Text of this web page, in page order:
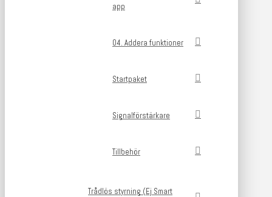
app
04. Addera funktioner
Startpaket
Signalförstärkare
Tillbehör
Trådlös styrning (Ej Smart